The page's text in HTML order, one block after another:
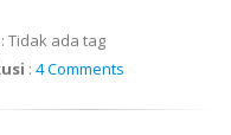
: Tidak ada tag
: 4 Comments